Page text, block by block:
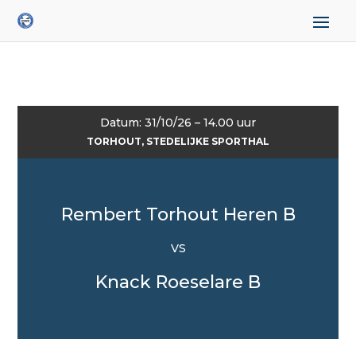
Datum: 31/10/26 – 14.00 uur
TORHOUT, STEDELIJKE SPORTHAL
Rembert Torhout Heren B
VS
Knack Roeselare B